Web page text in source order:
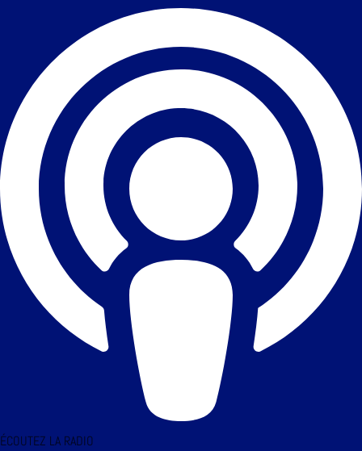
ÉCOUTEZ LA RADIO